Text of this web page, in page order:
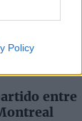
Policy
entre